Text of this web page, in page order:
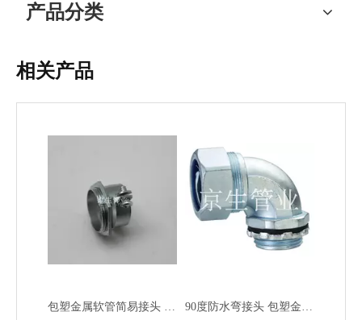
产品分类
相关产品